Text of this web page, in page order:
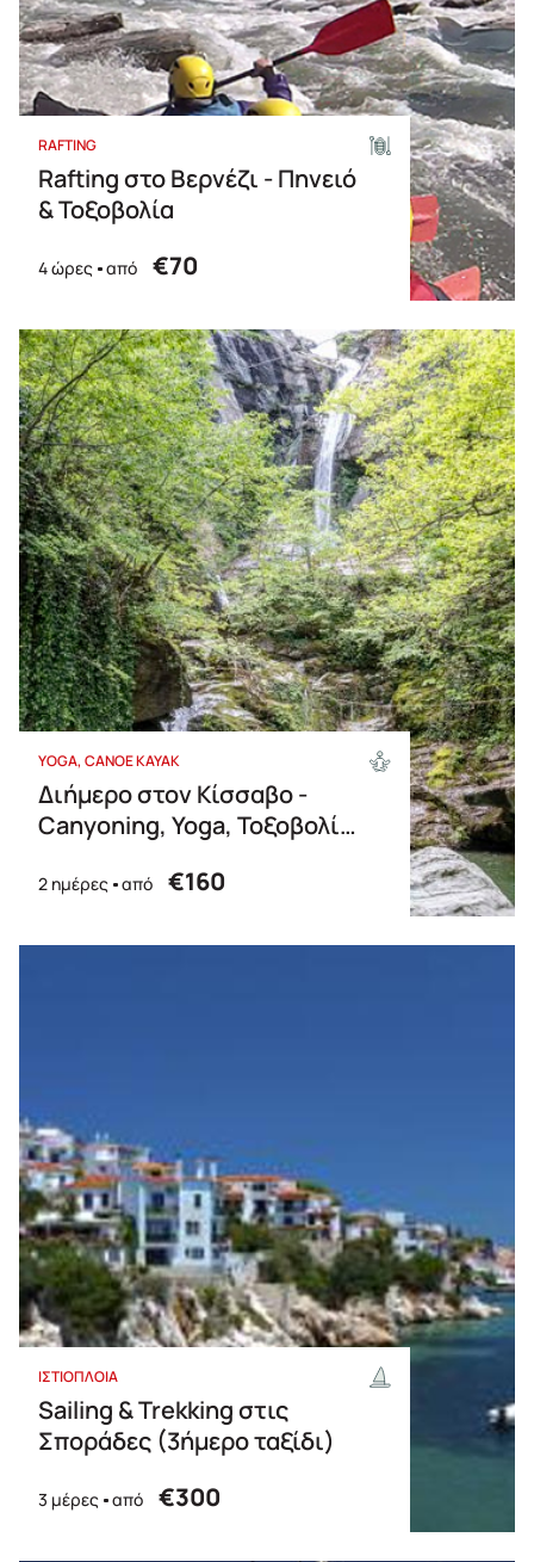
RAFTING
Rafting στο Βερνέζι - Πηνειό
& Τοξοβολία
4 ώρες από €70
YOGA CANOE KAYAK
Διήμερο στον Κίσσαβο -
Canyoning, Yoga, Τοξοβολία,
2 ημέρες από €160
ΙΣΤΙΟΠΛΟΙΑ
Sailing & Trekking στις
Σποράδες (3ήμερο ταξίδι)
3 μέρες από €300